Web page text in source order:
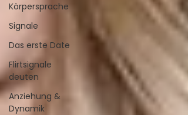
Körpersprache
Signale
Das erste Date
Flirtsignale
deuten
Anziehung &
Dynamik